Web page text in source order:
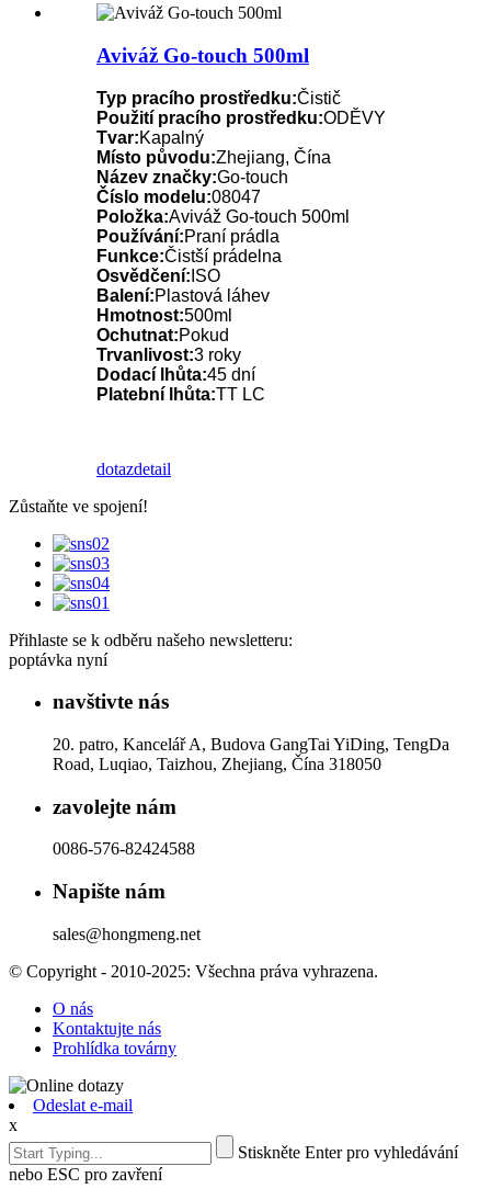
Aviváž Go-touch 500ml
Typ pracího prostředku:Čistič
Použití pracího prostředku:ODĚVY
Tvar:Kapalný
Místo původu:Zhejiang, Čína
Název značky:Go-touch
Číslo modelu:08047
Položka:Aviváž Go-touch 500ml
Používání:Praní prádla
Funkce:Čistší prádelna
Osvědčení: ISO
Balení:Plastová láhev
Hmotnost:500ml
Ochutnat:Pokud
Trvanlivost:3 roky
Dodací lhůta:45 dní
Platební lhůta:TT LC
dotazdetail
Zůstaňte ve spojení!
Přihlaste se k odběru našeho newsletteru:
poptávka nyní
navštivte nás
20. patro, Kancelář A, Budova GangTai YiDing, TengDa
Road, Luqiao, Taizhou, Zhejiang, Čína 318050
zavolejte nám
0086-576-82424588
Napište nám
sales@hongmeng.net
© Copyright - 2010-2025: Všechna práva vyhrazena.
O nás
Kontaktujte nás
Prohlídka továrny
Odeslat e-mail
x
Stiskněte Enter pro vyhledávání
nebo ESC pro zavření